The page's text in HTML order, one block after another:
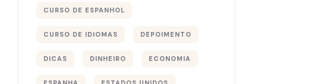
CURSO DE ESPANHOL
CURSO DE IDIOMAS DEPOIMENTO
DICAS DINHEIRO ECONOMIA